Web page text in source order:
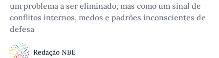
um problema a ser eliminado, mas como um sinal de
conflitos internos, medos e padrões inconscientes de
defesa
Redação NBE